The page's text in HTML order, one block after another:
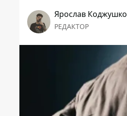
Ярослав Коджушко
РЕДАКТОР